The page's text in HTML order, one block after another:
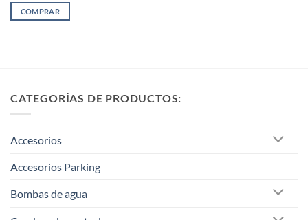
de
115,00€.
COMPRAR
CATEGORÍAS DE PRODUCTOS:
Accesorios
Accesorios Parking
Bombas de agua